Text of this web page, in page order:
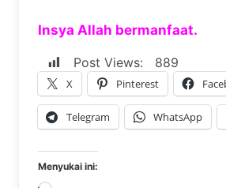
Insya Allah bermanfaat.
Post Views: 889
X Pinterest
Telegram WhatsApp
Menyukai ini: